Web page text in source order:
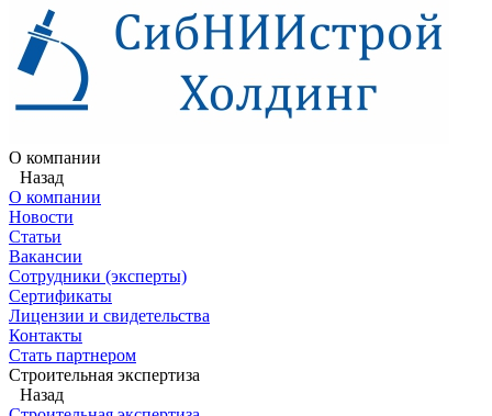
О компании
Назад
О компании
Новости
Статьи
Вакансии
Сотрудники (эксперты)
Сертификаты
Лицензии и свидетельства
Контакты
Стать партнером
Строительная экспертиза
Назад